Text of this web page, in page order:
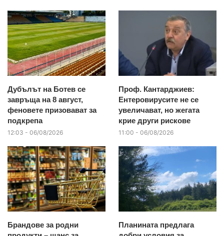
Дубълът на Ботев се
завръща на 8 август,
феновете призовават за
подкрепа
12:03 - 06/08/2026
Проф. Кантарджиев:
Ентеровирусите не се
увеличават, но жегата
крие други рискове
11:00 - 06/08/2026
Брандове за родни
Планината предлага